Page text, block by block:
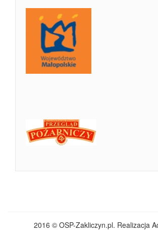
2016 © OSP-Zakliczyn.pl. Realizacja